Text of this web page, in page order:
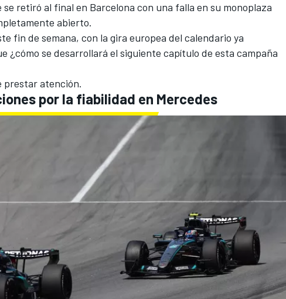
retiró al final en Barcelona con una falla en su monoplaza
abierto.
fin de semana, con la gira europea del calendario ya
¿cómo se desarrollará el siguiente capítulo de esta campaña
prestar atención.
por la fiabilidad en Mercedes